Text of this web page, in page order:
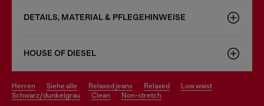
DETAILS, MATERIAL & PFLEGEHINWEISE
HOUSE OF DIESEL
herren siehe alle relaxed jeans relaxed
low waist
schwarz/dunkelgrau
clean non-stretch